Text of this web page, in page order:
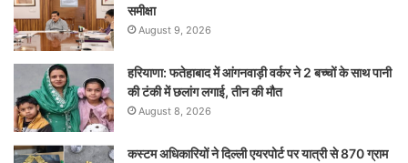
समीक्षा
August 9, 2026
हरियाणा: फतेहाबाद में आंगनवाड़ी वर्कर ने 2 बच्चों के साथ पानी
की टंकी में छलांग लगाई, तीन की मौत
August 8, 2026
कस्टम अधिकारियों ने दिल्ली एयरपोर्ट पर यात्री से 870 ग्राम